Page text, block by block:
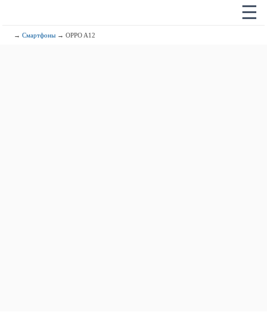
☰
→Смартфоны → OPPO A12